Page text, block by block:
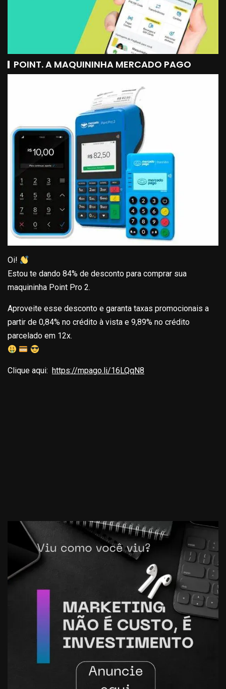
POINT. A MAQUININHA MERCADO PAGO
Oi!
Estou te dando 84% de desconto para comprar sua
maquininha Point Pro 2.
Aproveite esse desconto e garanta taxas promocionais a
partir de 0,84% no crédito à vista e 9,89% no crédito
parcelado em 12x.
Clique aqui: https://mpago.li/16LQqN8